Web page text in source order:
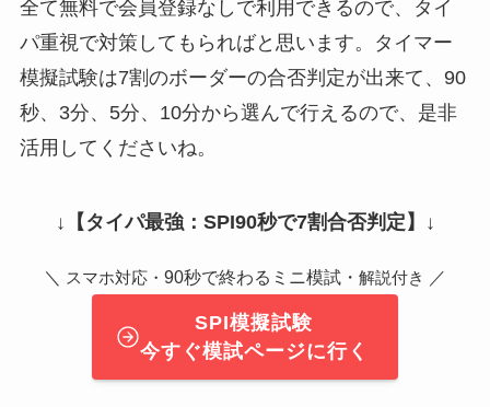
全て無料で会員登録なしで利用できるので、タイ
パ重視で対策してもらればと思います。タイマー
模擬試験は7割のボーダーの合否判定が出来て、90
秒、3分、5分、10分から選んで行えるので、是非
活用してくださいね。
↓ 【タイパ最強：SPI90秒で7割合否判定】 ↓
＼ スマホ対応・ 90秒で終わるミニ模試・ 解説付き ／
SPI模擬試験
今すぐ模試ページに行く